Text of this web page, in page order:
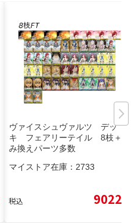
ヴァイスシュヴァルツ デッ
キ フェアリーテイル 8枝＋組
み換えパーツ多数
マイストア在庫： 2733
税込 9022